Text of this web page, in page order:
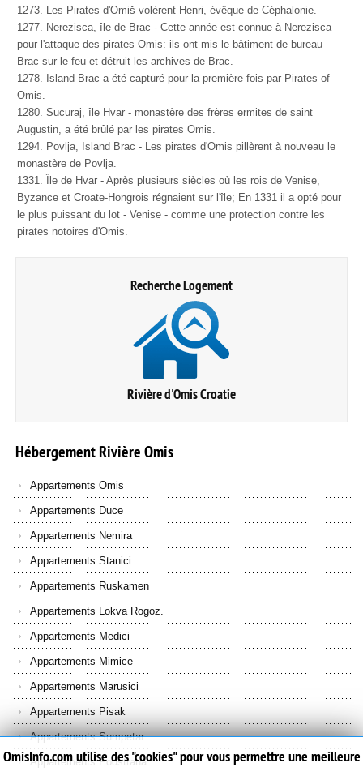
1273. Les Pirates d'Omiš volèrent Henri, évêque de Céphalonie.
1277. Nerezisca, île de Brac - Cette année est connue à Nerezisca
pour l'attaque des pirates Omis: ils ont mis le bâtiment de bureau
Brac sur le feu et détruit les archives de Brac.
1278. Island Brac a été capturé pour la première fois par Pirates of
Omis.
1280. Sucuraj, île Hvar - monastère des frères ermites de saint
Augustin, a été brûlé par les pirates Omis.
1294. Povlja, Island Brac - Les pirates d'Omis pillèrent à nouveau le
monastère de Povlja.
1331. Île de Hvar - Après plusieurs siècles où les rois de Venise,
Byzance et Croate-Hongrois régnaient sur l'île; En 1331 il a opté pour
le plus puissant du lot - Venise - comme une protection contre les
pirates notoires d'Omis.
Recherche Logement
Rivière d'Omis Croatie
HébergementRivièreOmis
Appartements Omis
Appartements Duce
Appartements Nemira
Appartements Stanici
Appartements Ruskamen
Appartements Lokva Rogoz.
Appartements Medici
Appartements Mimice
Appartements Marusici
Appartements Pisak
Appartements Sumpetar
Appartements Podstrana
OmisInfo.com utilise des "cookies" pour vous permettre une meilleure